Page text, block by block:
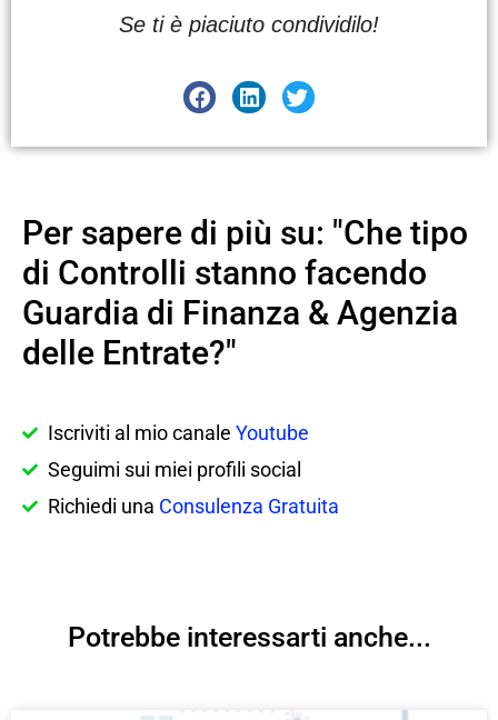
Se ti è piaciuto condividilo!
Per sapere di più su: "Che tipo
di Controlli stanno facendo
Guardia di Finanza & Agenzia
delle Entrate?"
Iscriviti al mio canale Youtube
Seguimi sui miei profili social
Richiedi una Consulenza Gratuita
Potrebbe interessarti anche...